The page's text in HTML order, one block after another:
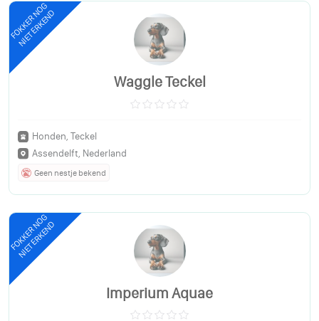
FOKKER NOG
NIET ERKEND
Waggle Teckel
Honden, Teckel
Assendelft, Nederland
Geen nestje bekend
FOKKER NOG
NIET ERKEND
Imperium Aquae